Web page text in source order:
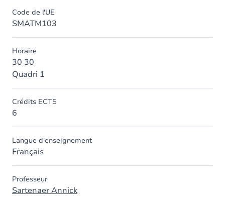
Code de l'UE
SMATM103
Horaire
30 30
Quadri 1
Crédits ECTS
6
Langue d'enseignement
Français
Professeur
Sartenaer Annick